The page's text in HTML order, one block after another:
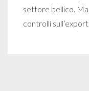
settore bellico.
controlli